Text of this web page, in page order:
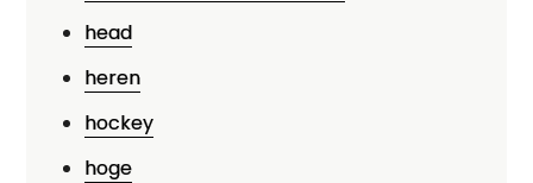
head
heren
hockey
hoge